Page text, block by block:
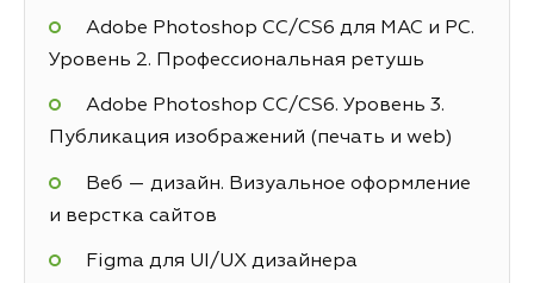
Adobe Photoshop СС/CS6 для MAC и PC.
Уровень 2. Профессиональная ретушь
Adobe Photoshop СС/CS6. Уровень 3.
Публикация изображений (печать и web)
Веб — дизайн. Визуальное оформление
и верстка сайтов
Figma для UI/UX дизайнера